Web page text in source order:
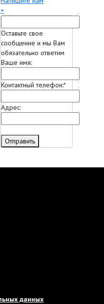
×
Оставьте свое
сообщение и мы Вам
обязательно ответим
Ваше имя:
Контактный телефон:*
Адрес:
Отправить
данных